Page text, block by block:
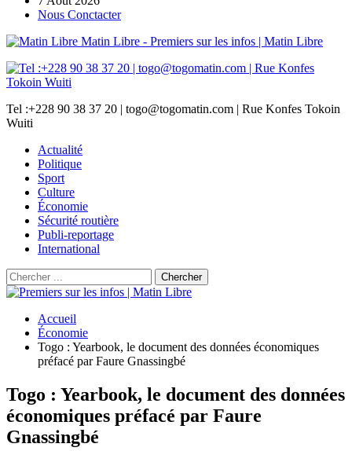
Nous Conctacter
Matin Libre - Premiers sur les infos | Matin Libre
Tel :+228 90 38 37 20 | togo@togomatin.com | Rue Konfes Tokoin
Wuiti
Actualité
Politique
Sport
Culture
Économie
Sécurité routière
Publi-reportage
International
Accueil
Économie
Togo : Yearbook, le document des données économiques
préfacé par Faure Gnassingbé
Togo : Yearbook, le document des données
économiques préfacé par Faure
Gnassingbé